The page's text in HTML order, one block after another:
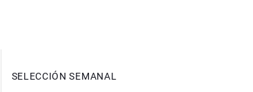
SELECCIÓN SEMANAL